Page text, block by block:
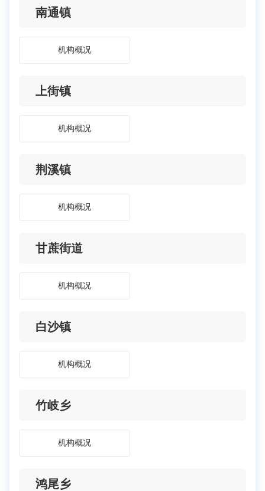
南通镇
机构概况
上街镇
机构概况
荆溪镇
机构概况
甘蔗街道
机构概况
白沙镇
机构概况
竹岐乡
机构概况
鸿尾乡